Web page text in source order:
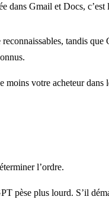
Gmail et Docs,
tandis
votre acheteur dans
l’ordre.
pèse plus lourd. S’il